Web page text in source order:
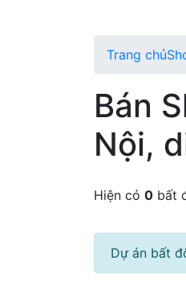
Trang chủ
Bán
Nội,
Hiện có 0 bất
Dự án bất